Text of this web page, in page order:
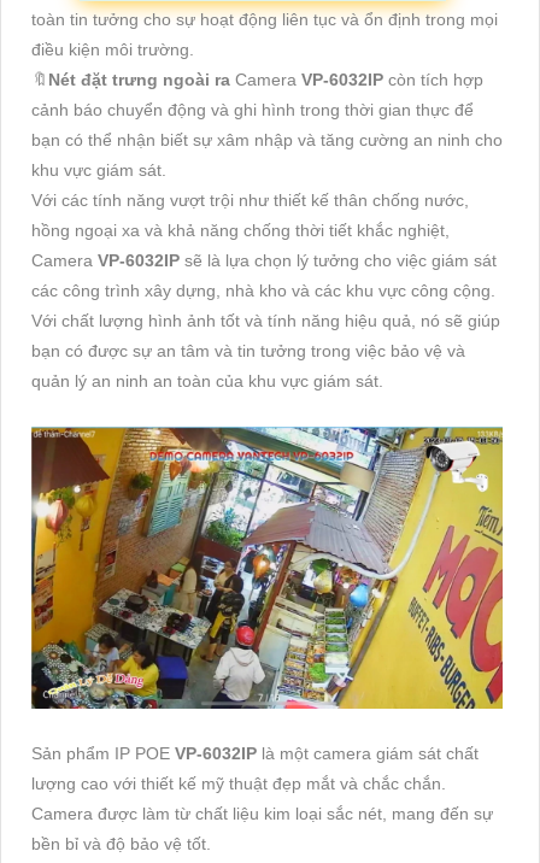
toàn tin tưởng cho sự hoạt động liên tục và ổn định trong mọi
điều kiện môi trường.
🔖 Nét đặt trưng ngoài ra Camera VP-6032IP còn tích hợp
cảnh báo chuyển động và ghi hình trong thời gian thực để
bạn có thể nhận biết sự xâm nhập và tăng cường an ninh cho
khu vực giám sát.
Với các tính năng vượt trội như thiết kế thân chống nước,
hồng ngoại xa và khả năng chống thời tiết khắc nghiệt,
Camera VP-6032IP sẽ là lựa chọn lý tưởng cho việc giám sát
các công trình xây dựng, nhà kho và các khu vực công cộng.
Với chất lượng hình ảnh tốt và tính năng hiệu quả, nó sẽ giúp
bạn có được sự an tâm và tin tưởng trong việc bảo vệ và
quản lý an ninh an toàn của khu vực giám sát.
Sản phẩm IP POE VP-6032IP là một camera giám sát chất
lượng cao với thiết kế mỹ thuật đẹp mắt và chắc chắn.
Camera được làm từ chất liệu kim loại sắc nét, mang đến sự
bền bỉ và độ bảo vệ tốt.